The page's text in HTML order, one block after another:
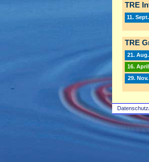
TRE
11.
TRE
21.
16.
29.